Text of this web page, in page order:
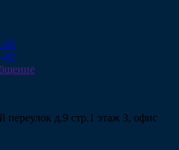
61
82
переулок д.9 стр.1 этаж 3, офис